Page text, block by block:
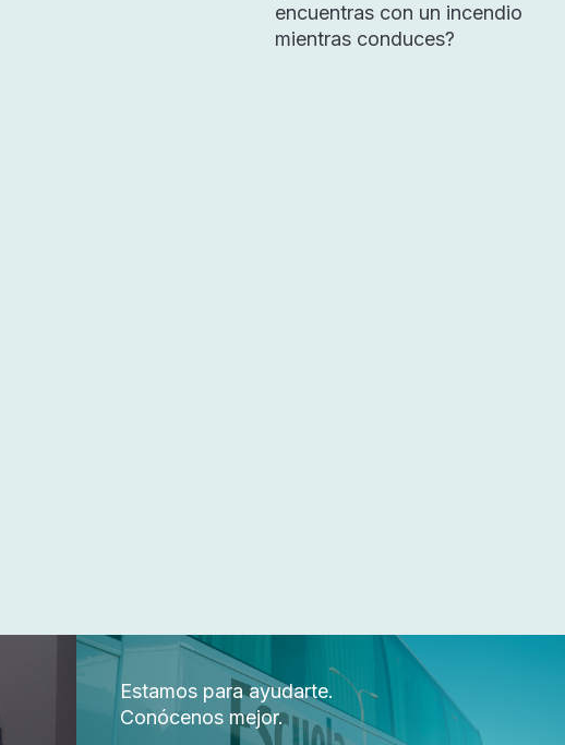
encuentras con un incendio
mientras conduces?
Estamos para ayudarte.
Conócenos mejor.